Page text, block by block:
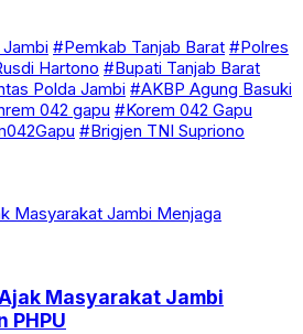
#Pemkab Tanjab Barat #Polres
Hartono #Bupati Tanjab Barat
Polda Jambi #AKBP Agung Basuki
042 gapu #Korem 042 Gapu
#Brigjen TNI Supriono
Masyarakat Jambi
PHPU